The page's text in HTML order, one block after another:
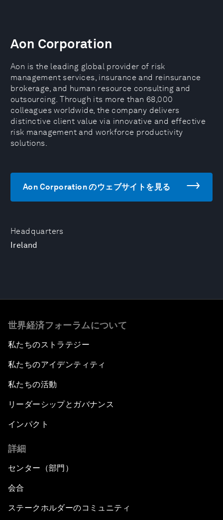
Headquarters
Ireland
Aon Corporation
Aon is the leading global provider of risk
management services, insurance and reinsurance
brokerage, and human resource consulting and
outsourcing. Through its more than 68,000
colleagues worldwide, the company delivers
distinctive client value via innovative and effective
risk management and workforce productivity
solutions.
Aon Corporation のウェブサイトを見る
世界経済フォーラムについて
私たちのストラテジー
私たちのアイデンティティ
私たちの活動
リーダーシップとガバナンス
インパクト
詳細
センター（部門）
会合
ステークホルダーのコミュニティ